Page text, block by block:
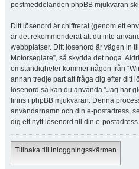
postmeddelanden phpBB mjukvaran
Ditt lösenord är chiffrerat (genom ett
är det rekommenderat att du inte
webbplatser. Ditt lösenord är vägen in
Motorseglare”, så skydda det noga.
omständigheter kommer någon från
annan tredje part att fråga dig efter ditt
lösenord så kan du använda “Jag har
finns i phpBB mjukvaran. Denna
användarnamn och din e-postadress,
dig ett nytt lösenord till din e-postadress.
Tillbaka till inloggningsskärmen